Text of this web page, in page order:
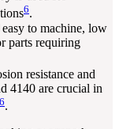
6.
to machine, low
parts requiring
resistance and
4140 are crucial in
6.